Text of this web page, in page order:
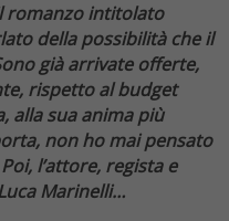
romanzo intitolato
della possibilità che il
già arrivate offerte,
rispetto al budget
alla sua anima più
non ho mai pensato
l’attore, regista e
Marinelli…